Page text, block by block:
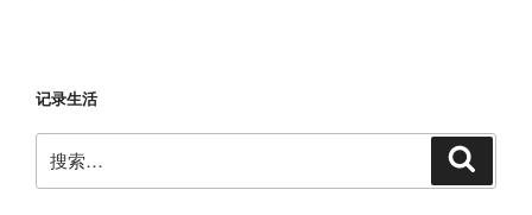
记录生活
索：